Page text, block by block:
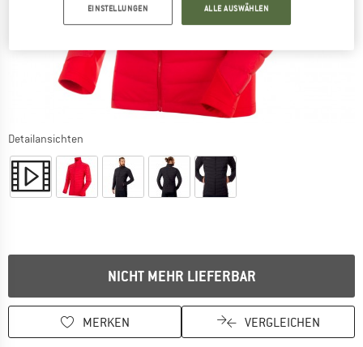
Detailansichten
NICHT MEHR LIEFERBAR
MERKEN VERGLEICHEN
EINSTELLUNGEN ALLE AUSWÄHLEN